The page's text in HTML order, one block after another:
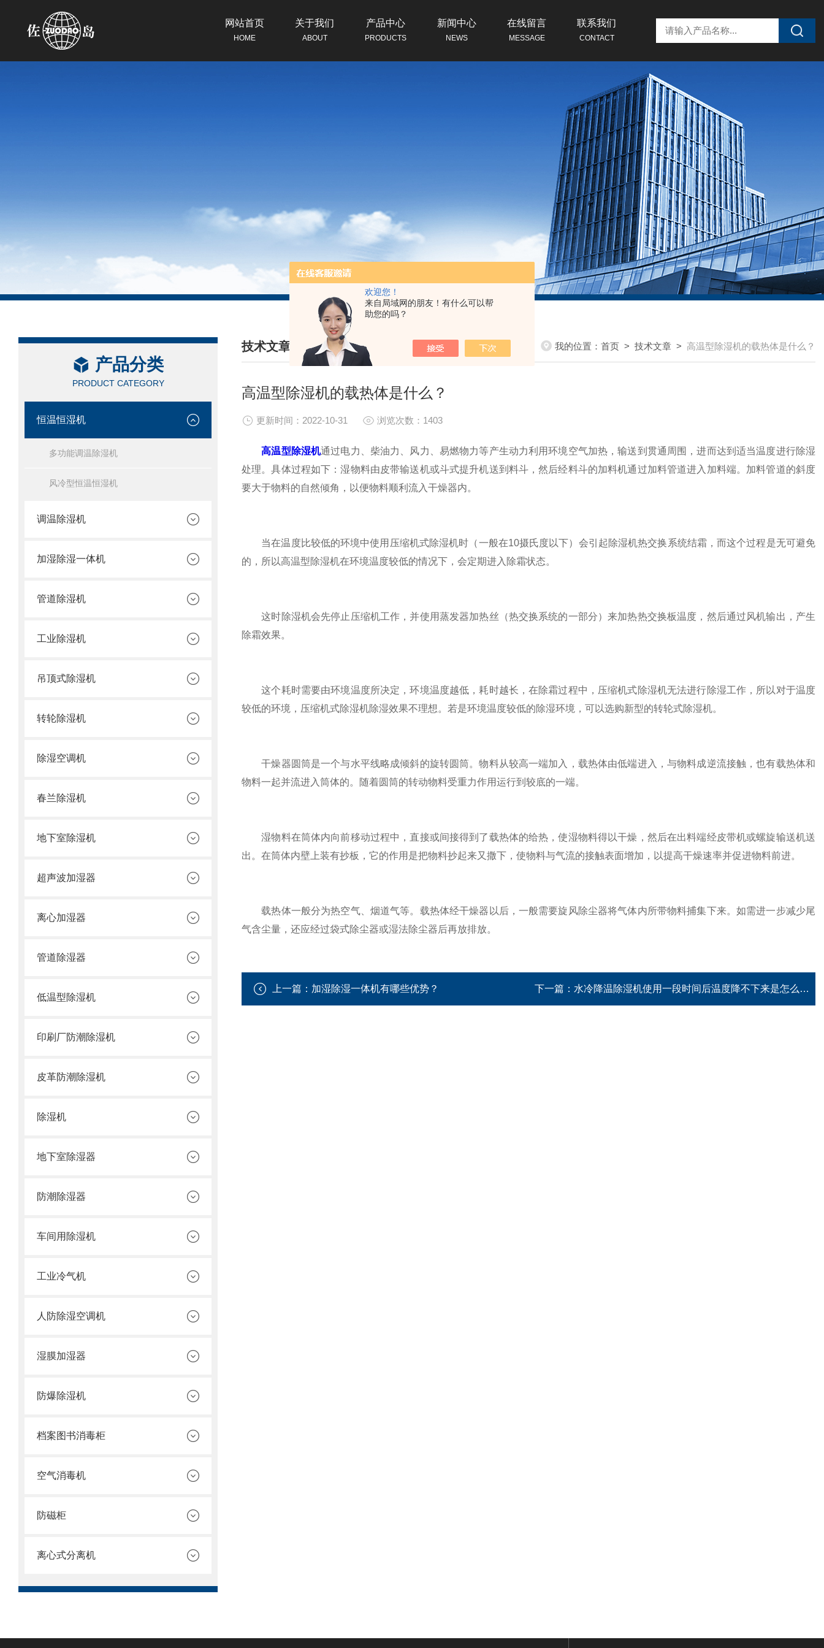
欢迎您！
来自局域网的朋友！有什么可以帮
助您的吗？
网站首页
HOME
关于我们
ABOUT
产品中心
PRODUCTS
新闻中心
NEWS
在线留言
MESSAGE
联系我们
CONTACT
产品分类
PRODUCT CATEGORY
恒温恒湿机
多功能调温除湿机
风冷型恒温恒湿机
调温除湿机
加湿除湿一体机
管道除湿机
工业除湿机
吊顶式除湿机
转轮除湿机
除湿空调机
春兰除湿机
地下室除湿机
超声波加湿器
离心加湿器
管道除湿器
低温型除湿机
印刷厂防潮除湿机
皮革防潮除湿机
除湿机
地下室除湿器
防潮除湿器
车间用除湿机
工业冷气机
人防除湿空调机
湿膜加湿器
防爆除湿机
档案图书消毒柜
空气消毒机
防磁柜
离心式分离机
技术文章
/ TECHNICAL ARTICLES
我的位置： 首页 > 技术文章 > 高温型除湿机的载热体是什么？
高温型除湿机的载热体是什么？
更新时间：2022-10-31 浏览次数：1403
高温型除湿机通过电力、柴油力、风力、易燃物力等产生动力利用环境空气加热，输送到贯通周围，进而达到适当温度进行除湿
处理。具体过程如下：湿物料由皮带输送机或斗式提升机送到料斗，然后经料斗的加料机通过加料管道进入加料端。加料管道的斜度
要大于物料的自然倾角，以便物料顺利流入干燥器内。
当在温度比较低的环境中使用压缩机式除湿机时（一般在10摄氏度以下）会引起除湿机热交换系统结霜，而这个过程是无可避免
的，所以高温型除湿机在环境温度较低的情况下，会定期进入除霜状态。
这时除湿机会先停止压缩机工作，并使用蒸发器加热丝（热交换系统的一部分）来加热热交换板温度，然后通过风机输出，产生
除霜效果。
这个耗时需要由环境温度所决定，环境温度越低，耗时越长，在除霜过程中，压缩机式除湿机无法进行除湿工作，所以对于温度
较低的环境，压缩机式除湿机除湿效果不理想。若是环境温度较低的除湿环境，可以选购新型的转轮式除湿机。
干燥器圆筒是一个与水平线略成倾斜的旋转圆筒。物料从较高一端加入，载热体由低端进入，与物料成逆流接触，也有载热体和
物料一起并流进入筒体的。随着圆筒的转动物料受重力作用运行到较底的一端。
湿物料在筒体内向前移动过程中，直接或间接得到了载热体的给热，使湿物料得以干燥，然后在出料端经皮带机或螺旋输送机送
出。在筒体内壁上装有抄板，它的作用是把物料抄起来又撒下，使物料与气流的接触表面增加，以提高干燥速率并促进物料前进。
载热体一般分为热空气、烟道气等。载热体经干燥器以后，一般需要旋风除尘器将气体内所带物料捕集下来。如需进一步减少尾
气含尘量，还应经过袋式除尘器或湿法除尘器后再放排放。
上一篇： 加湿除湿一体机有哪些优势？ 下一篇： 水冷降温除湿机使用一段时间后温度降不下来是怎么回事？